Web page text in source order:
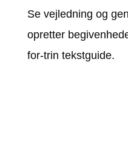
Se vejledning og
opretter
for-trin tekstguide.